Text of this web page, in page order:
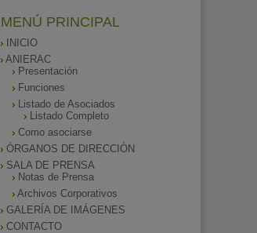
MENÚ PRINCIPAL
INICIO
ANIERAC
Presentación
Funciones
Listado de Asociados
Listado Completo
Como asociarse
ÓRGANOS DE DIRECCIÓN
SALA DE PRENSA
Notas de Prensa
Archivos Corporativos
GALERÍA DE IMÁGENES
CONTACTO